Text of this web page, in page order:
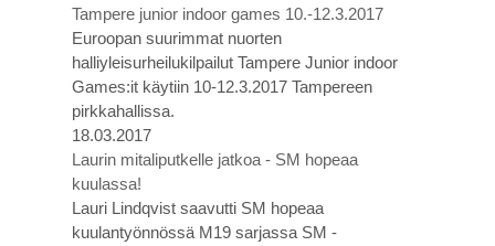
Tampere junior indoor games 10.-12.3.2017
Euroopan suurimmat nuorten
halliyleisurheilukilpailut Tampere Junior indoor
Games:it käytiin 10-12.3.2017 Tampereen
pirkkahallissa.
18.03.2017
Laurin mitaliputkelle jatkoa - SM hopeaa
kuulassa!
Lauri Lindqvist saavutti SM hopeaa
kuulantyönnössä M19 sarjassa SM -